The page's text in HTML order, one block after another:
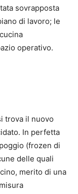
sovrapposta
di lavoro; le
operativo.
trova il nuovo
In perfetta
(frozen di
delle quali
merito di una